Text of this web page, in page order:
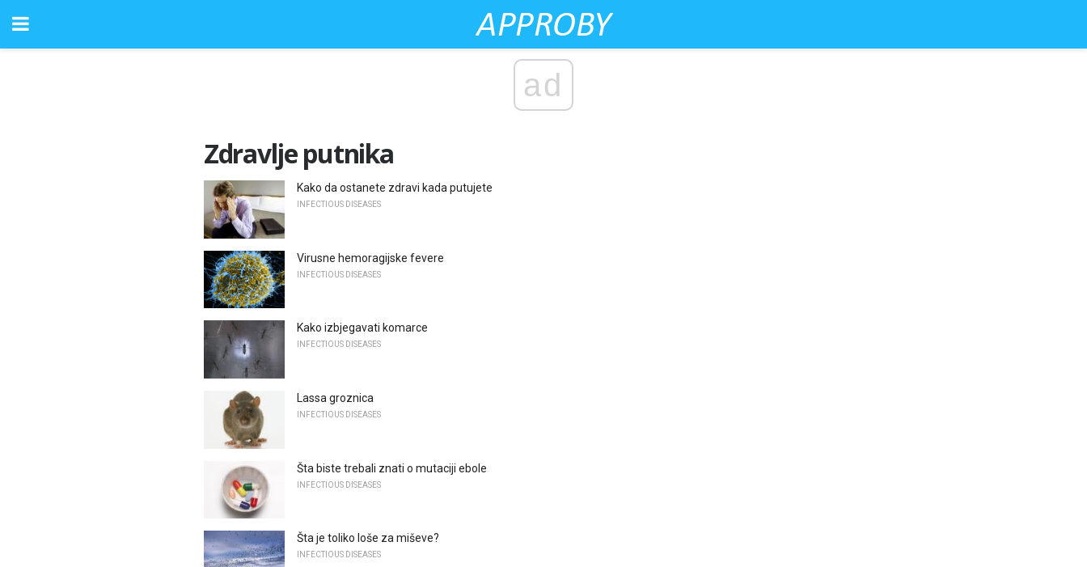
ad
Zdravlje putnika
Kako da ostanete zdravi kada putujete
INFECTIOUS DISEASES
Virusne hemoragijske fevere
INFECTIOUS DISEASES
Kako izbjegavati komarce
INFECTIOUS DISEASES
Lassa groznica
INFECTIOUS DISEASES
Šta biste trebali znati o mutaciji ebole
INFECTIOUS DISEASES
Šta je toliko loše za miševe?
INFECTIOUS DISEASES